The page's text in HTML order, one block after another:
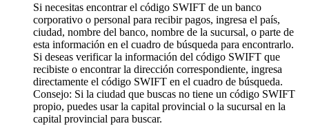
Si necesitas encontrar el código SWIFT de un banco
corporativo o personal para recibir pagos, ingresa el país,
ciudad, nombre del banco, nombre de la sucursal, o parte de
esta información en el cuadro de búsqueda para encontrarlo.
Si deseas verificar la información del código SWIFT que
recibiste o encontrar la dirección correspondiente, ingresa
directamente el código SWIFT en el cuadro de búsqueda.
Consejo: Si la ciudad que buscas no tiene un código SWIFT
propio, puedes usar la capital provincial o la sucursal en la
capital provincial para buscar.